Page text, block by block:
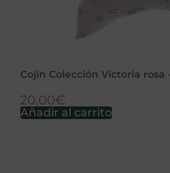
Cojín Colección Victoria rosa
20,00€
Añadir al carrito